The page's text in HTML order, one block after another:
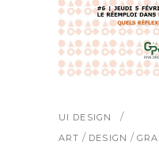
UI DESIGN
ART / DESIGN /